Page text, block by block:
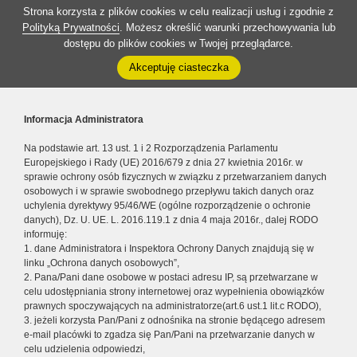
Strona korzysta z plików cookies w celu realizacji usług i zgodnie z
Polityką Prywatności. Możesz określić warunki przechowywania lub
dostępu do plików cookies w Twojej przeglądarce.
Akceptuję ciasteczka
Informacja Administratora
Na podstawie art. 13 ust. 1 i 2 Rozporządzenia Parlamentu
Europejskiego i Rady (UE) 2016/679 z dnia 27 kwietnia 2016r. w
sprawie ochrony osób fizycznych w związku z przetwarzaniem danych
osobowych i w sprawie swobodnego przepływu takich danych oraz
uchylenia dyrektywy 95/46/WE (ogólne rozporządzenie o ochronie
danych), Dz. U. UE. L. 2016.119.1 z dnia 4 maja 2016r., dalej RODO
informuję:
1. dane Administratora i Inspektora Ochrony Danych znajdują się w
linku „Ochrona danych osobowych”,
2. Pana/Pani dane osobowe w postaci adresu IP, są przetwarzane w
celu udostępniania strony internetowej oraz wypełnienia obowiązków
prawnych spoczywających na administratorze(art.6 ust.1 lit.c RODO),
3. jeżeli korzysta Pan/Pani z odnośnika na stronie będącego adresem
e-mail placówki to zgadza się Pan/Pani na przetwarzanie danych w
celu udzielenia odpowiedzi,